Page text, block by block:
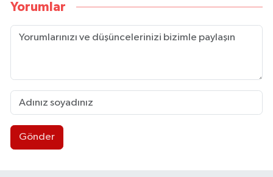
Yorumlar
Gönder